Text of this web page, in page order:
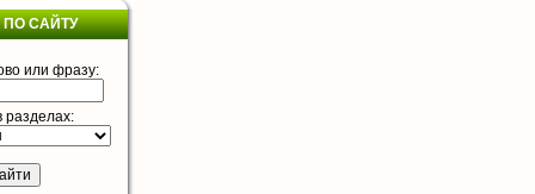
САЙТУ
или фразу:
разделах: